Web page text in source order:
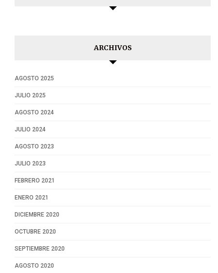
ARCHIVOS
AGOSTO 2025
JULIO 2025
AGOSTO 2024
JULIO 2024
AGOSTO 2023
JULIO 2023
FEBRERO 2021
ENERO 2021
DICIEMBRE 2020
OCTUBRE 2020
SEPTIEMBRE 2020
AGOSTO 2020